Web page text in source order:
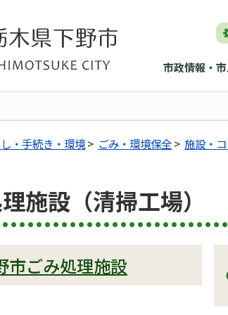
市政情報・
・手続き・環境> ごみ・環境保全> 施設・
施設（清掃工場）
市ごみ処理施設